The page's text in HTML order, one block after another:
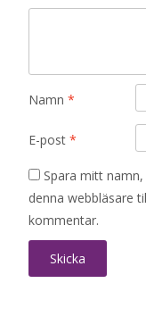
Namn *
E-post *
Spara mitt
denna webbläsare
kommentar.